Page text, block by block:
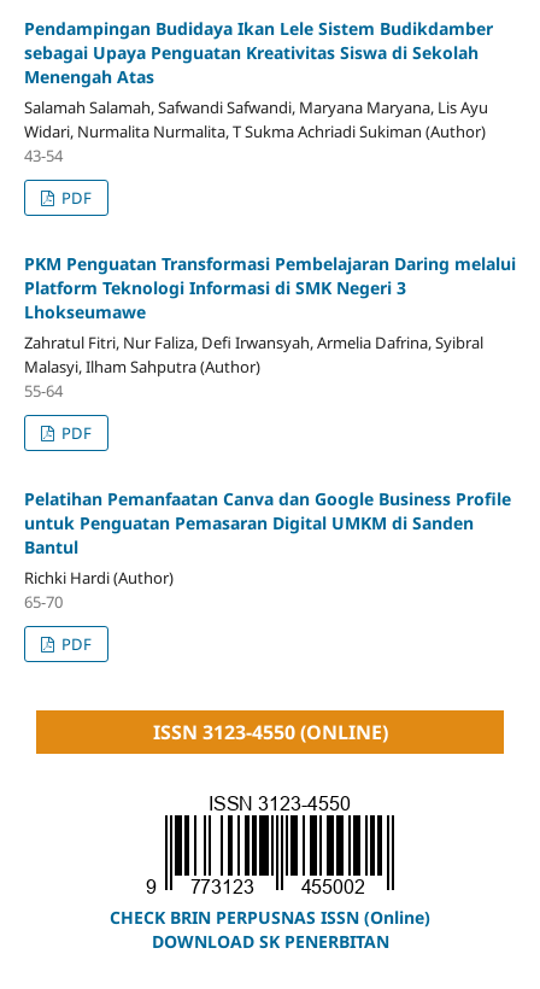
Pendampingan Budidaya Ikan Lele Sistem Budikdamber
sebagai Upaya Penguatan Kreativitas Siswa di Sekolah
Menengah Atas
Salamah Salamah, Safwandi Safwandi, Maryana Maryana, Lis Ayu
Widari, Nurmalita Nurmalita, T Sukma Achriadi Sukiman (Author)
43-54
PDF
PKM Penguatan Transformasi Pembelajaran Daring melalui
Platform Teknologi Informasi di SMK Negeri 3
Lhokseumawe
Zahratul Fitri, Nur Faliza, Defi Irwansyah, Armelia Dafrina, Syibral
Malasyi, Ilham Sahputra (Author)
55-64
PDF
Pelatihan Pemanfaatan Canva dan Google Business Profile
untuk Penguatan Pemasaran Digital UMKM di Sanden
Bantul
Richki Hardi (Author)
65-70
PDF
ISSN 3123-4550 (ONLINE)
CHECK BRIN PERPUSNAS ISSN (Online)
DOWNLOAD SK PENERBITAN